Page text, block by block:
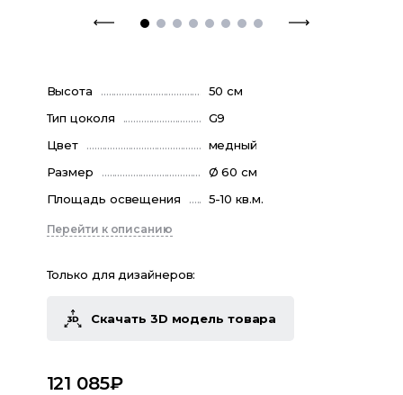
Высота
50 см
Тип цоколя
G9
Цвет
медный
Размер
Ø 60 см
Площадь освещения
5-10 кв.м.
Перейти к описанию
Только для дизайнеров:
Скачать 3D модель товара
121 085₽